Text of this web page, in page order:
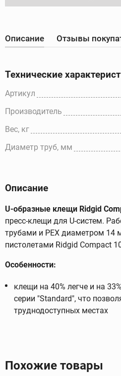
Описание Отзывы
Технические
Артикул
Производитель
Вес, кг
Диаметр труб, мм
Описание
U-образные клещи Ridgid
пресс-клещи для U-систем.
трубами и PEX диаметром 14
пистолетами Ridgid Compact
Особенности:
клещи на 40% легче и на
серии "Standard", что
труднодоступных местах
Похожие товары